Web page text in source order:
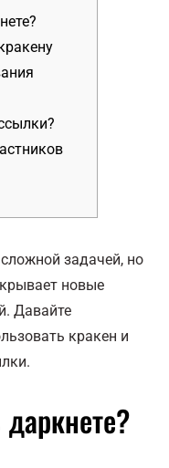
задачей, но
новые
Давайте
кракен и